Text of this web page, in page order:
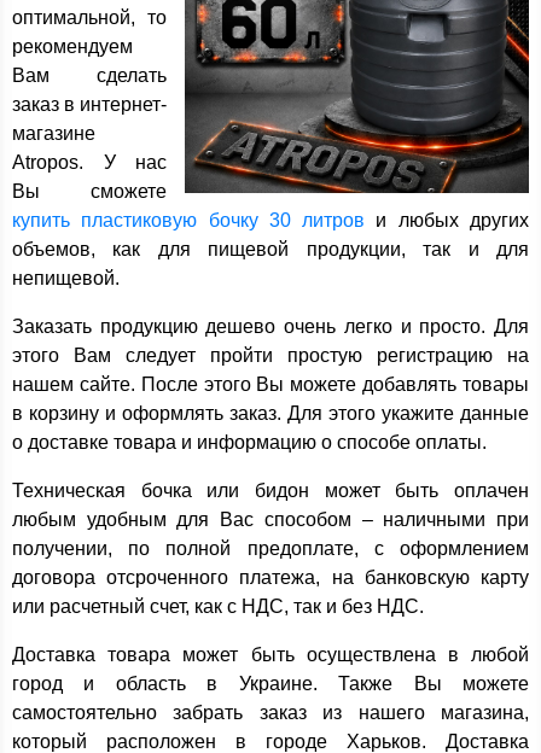
оптимальной, то
рекомендуем
Вам сделать
заказ в интернет-
магазине
Atropos. У нас
Вы сможете
купить пластиковую бочку 30 литров и любых других
объемов, как для пищевой продукции, так и для
непищевой.
Заказать продукцию дешево очень легко и просто. Для
этого Вам следует пройти простую регистрацию на
нашем сайте. После этого Вы можете добавлять товары
в корзину и оформлять заказ. Для этого укажите данные
о доставке товара и информацию о способе оплаты.
Техническая бочка или бидон может быть оплачен
любым удобным для Вас способом – наличными при
получении, по полной предоплате, с оформлением
договора отсроченного платежа, на банковскую карту
или расчетный счет, как с НДС, так и без НДС.
Доставка товара может быть осуществлена в любой
город и область в Украине. Также Вы можете
самостоятельно забрать заказ из нашего магазина,
который расположен в городе Харьков. Доставка